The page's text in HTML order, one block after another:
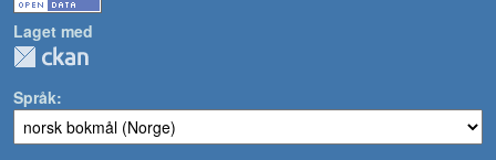
Laget med
Språk